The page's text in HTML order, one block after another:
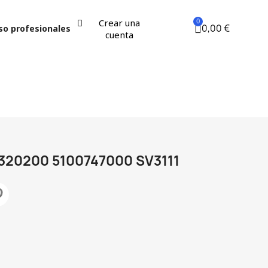
profesionales
Crear una
cuenta
0,00 €
5100747000 SV3111